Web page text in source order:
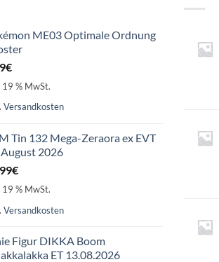
ME03 Optimale Ordnung
€
19 % MwSt.
Versandkosten
Tin 132 Mega-Zeraora ex EVT
August 2026
€
19 % MwSt.
Versandkosten
Figur DIKKA Boom
ET 13.08.2026